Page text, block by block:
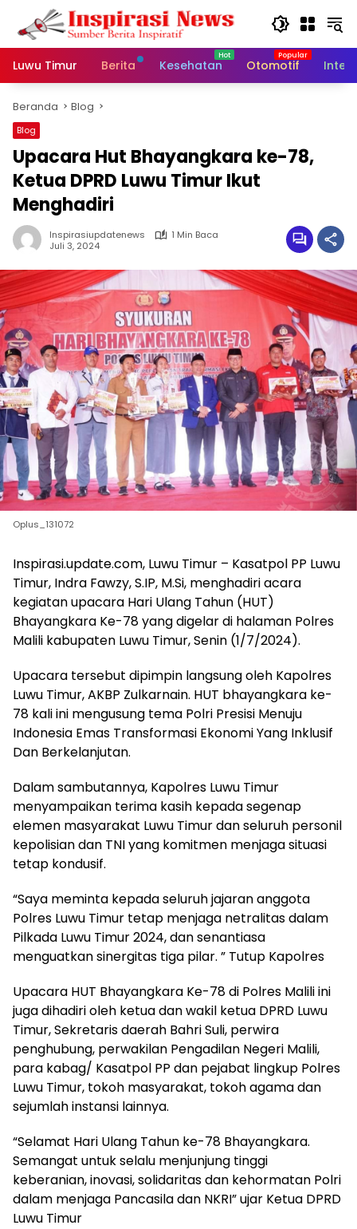
Langsung
konten
Luwu Timur
Berita Kesehatan Otomotif
Beranda Blog
Blog
Upacara Hut Bhayangkara ke-78,
Ketua DPRD Luwu Timur Ikut
Menghadiri
Inspirasiupdatenews
1 Min Baca
Juli 3, 2024
Oplus_131072
Inspirasi.update.com, Luwu Timur – Kasatpol PP Luwu
Timur, Indra Fawzy, S.IP, M.Si, menghadiri acara
kegiatan upacara Hari Ulang Tahun (HUT)
Bhayangkara Ke-78 yang digelar di halaman Polres
Malili kabupaten Luwu Timur, Senin (1/7/2024).
Upacara tersebut dipimpin langsung oleh Kapolres
Luwu Timur, AKBP Zulkarnain. HUT bhayangkara ke-
78 kali ini mengusung tema Polri Presisi Menuju
Indonesia Emas Transformasi Ekonomi Yang Inklusif
Dan Berkelanjutan.
Dalam sambutannya, Kapolres Luwu Timur
menyampaikan terima kasih kepada segenap
elemen masyarakat Luwu Timur dan seluruh personil
kepolisian dan TNI yang komitmen menjaga situasi
tetap kondusif.
“Saya meminta kepada seluruh jajaran anggota
Polres Luwu Timur tetap menjaga netralitas dalam
Pilkada Luwu Timur 2024, dan senantiasa
menguatkan sinergitas tiga pilar. ” Tutup Kapolres
Upacara HUT Bhayangkara Ke-78 di Polres Malili ini
juga dihadiri oleh ketua dan wakil ketua DPRD Luwu
Timur, Sekretaris daerah Bahri Suli, perwira
penghubung, perwakilan Pengadilan Negeri Malili,
para kabag/ Kasatpol PP dan pejabat lingkup Polres
Luwu Timur, tokoh masyarakat, tokoh agama dan
sejumlah instansi lainnya.
“Selamat Hari Ulang Tahun ke-78 Bhayangkara.
Semangat untuk selalu menjunjung tinggi
keberanian, inovasi, solidaritas dan kehormatan Polri
dalam menjaga Pancasila dan NKRI” ujar Ketua DPRD
Luwu Timur